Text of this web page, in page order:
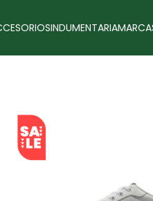
INDUMENTARIA